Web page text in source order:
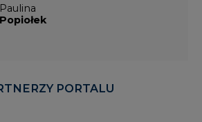
Paulina
Popiołek
PORTALU